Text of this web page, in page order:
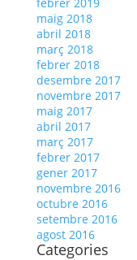
maig 2018
abril 2018
març 2018
febrer 2018
desembre 2017
novembre 2017
maig 2017
abril 2017
març 2017
febrer 2017
gener 2017
novembre 2016
octubre 2016
setembre 2016
agost 2016
Categories